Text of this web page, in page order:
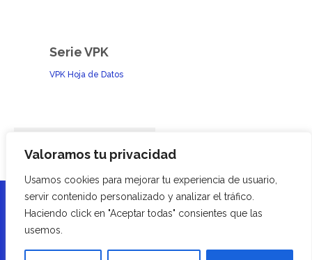
Valoramos tu privacidad
Usamos cookies para mejorar tu experiencia de usuario,
servir contenido personalizado y analizar el tráfico.
Haciendo click en "Aceptar todas" consientes que las
usemos.
Serie VPK
VPK Hoja de Datos
Luces giratorias de Espejo LED
Soverin Control S.L.